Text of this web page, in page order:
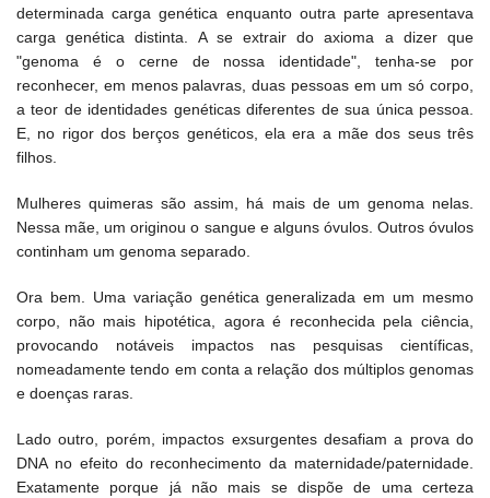
determinada carga genética enquanto outra parte apresentava
carga genética distinta. A se extrair do axioma a dizer que
"genoma é o cerne de nossa identidade", tenha-se por
reconhecer, em menos palavras, duas pessoas em um só corpo,
a teor de identidades genéticas diferentes de sua única pessoa.
E, no rigor dos berços genéticos, ela era a mãe dos seus três
filhos.
Mulheres quimeras são assim, há mais de um genoma nelas.
Nessa mãe, um originou o sangue e alguns óvulos. Outros óvulos
continham um genoma separado.
Ora bem. Uma variação genética generalizada em um mesmo
corpo, não mais hipotética, agora é reconhecida pela ciência,
provocando notáveis impactos nas pesquisas científicas,
nomeadamente tendo em conta a relação dos múltiplos genomas
e doenças raras.
Lado outro, porém, impactos exsurgentes desafiam a prova do
DNA no efeito do reconhecimento da maternidade/paternidade.
Exatamente porque já não mais se dispõe de uma certeza